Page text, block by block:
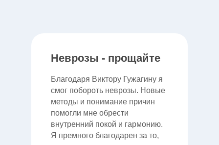
Неврозы - прощайте
Благодаря Виктору Гужагину я
смог побороть неврозы. Новые
методы и понимание причин
помогли мне обрести
внутренний покой и гармонию.
Я премного благодарен за то,